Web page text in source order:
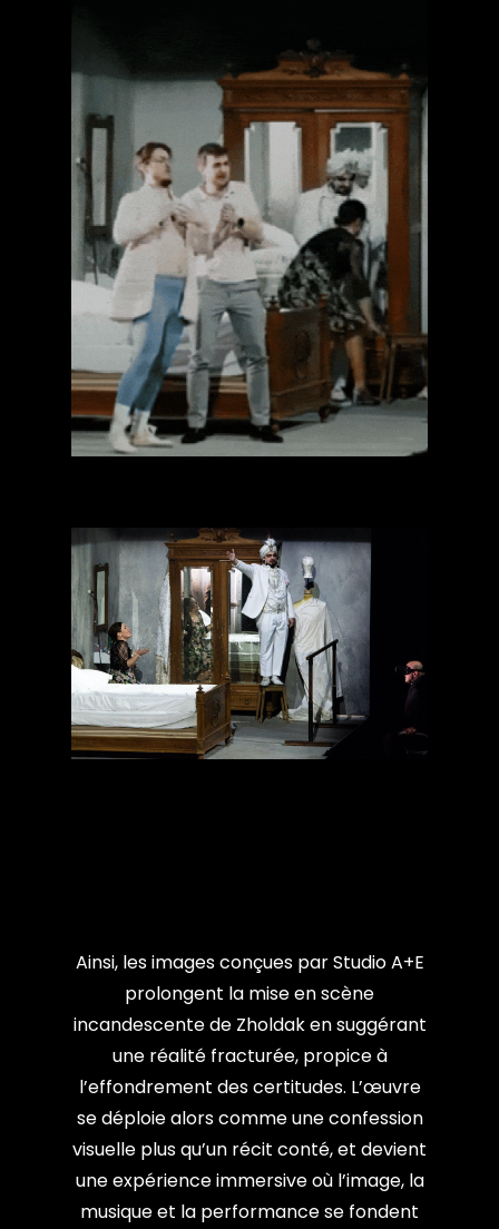
Ainsi, les images conçues par Studio A+E
prolongent la mise en scène
incandescente de Zholdak en suggérant
une réalité fracturée, propice à
l’effondrement des certitudes. L’œuvre
se déploie alors comme une confession
visuelle plus qu’un récit conté, et devient
une expérience immersive où l’image, la
musique et la performance se fondent